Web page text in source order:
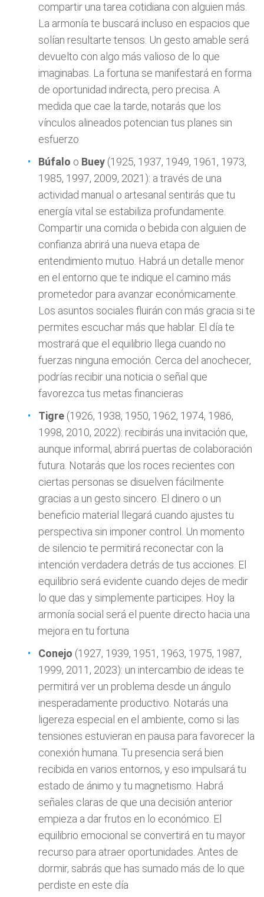
compartir una tarea cotidiana con alguien más.
La armonía te buscará incluso en espacios que
solían resultarte tensos. Un gesto amable será
devuelto con algo más valioso de lo que
imaginabas. La fortuna se manifestará en forma
de oportunidad indirecta, pero precisa. A
medida que cae la tarde, notarás que los
vínculos alineados potencian tus planes sin
esfuerzo
Búfalo o Buey (1925, 1937, 1949, 1961, 1973,
1985, 1997, 2009, 2021): a través de una
actividad manual o artesanal sentirás que tu
energía vital se estabiliza profundamente.
Compartir una comida o bebida con alguien de
confianza abrirá una nueva etapa de
entendimiento mutuo. Habrá un detalle menor
en el entorno que te indique el camino más
prometedor para avanzar económicamente.
Los asuntos sociales fluirán con más gracia si te
permites escuchar más que hablar. El día te
mostrará que el equilibrio llega cuando no
fuerzas ninguna emoción. Cerca del anochecer,
podrías recibir una noticia o señal que
favorezca tus metas financieras
Tigre (1926, 1938, 1950, 1962, 1974, 1986,
1998, 2010, 2022): recibirás una invitación que,
aunque informal, abrirá puertas de colaboración
futura. Notarás que los roces recientes con
ciertas personas se disuelven fácilmente
gracias a un gesto sincero. El dinero o un
beneficio material llegará cuando ajustes tu
perspectiva sin imponer control. Un momento
de silencio te permitirá reconectar con la
intención verdadera detrás de tus acciones. El
equilibrio será evidente cuando dejes de medir
lo que das y simplemente participes. Hoy la
armonía social será el puente directo hacia una
mejora en tu fortuna
Conejo (1927, 1939, 1951, 1963, 1975, 1987,
1999, 2011, 2023): un intercambio de ideas te
permitirá ver un problema desde un ángulo
inesperadamente productivo. Notarás una
ligereza especial en el ambiente, como si las
tensiones estuvieran en pausa para favorecer la
conexión humana. Tu presencia será bien
recibida en varios entornos, y eso impulsará tu
estado de ánimo y tu magnetismo. Habrá
señales claras de que una decisión anterior
empieza a dar frutos en lo económico. El
equilibrio emocional se convertirá en tu mayor
recurso para atraer oportunidades. Antes de
dormir, sabrás que has sumado más de lo que
perdiste en este día